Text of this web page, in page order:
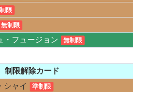
限
無制限
・フュージョン 無制限
制限解除カード
シャイ
準制限